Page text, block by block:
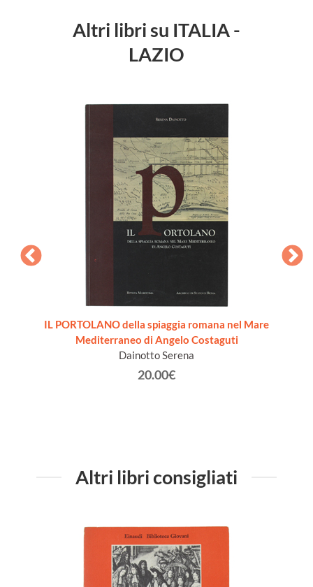
Altri libri su ITALIA -
LAZIO
IL PORTOLANO della spiaggia romana nel Mare
Mediterraneo di Angelo Costaguti
Dainotto Serena
20.00€
Altri libri consigliati